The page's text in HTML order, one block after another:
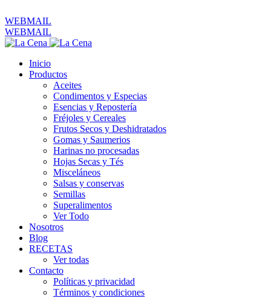
WEBMAIL
WEBMAIL
Inicio
Productos
Aceites
Condimentos y Especias
Esencias y Repostería
Fréjoles y Cereales
Frutos Secos y Deshidratados
Gomas y Saumerios
Harinas no procesadas
Hojas Secas y Tés
Misceláneos
Salsas y conservas
Semillas
Superalimentos
Ver Todo
Nosotros
Blog
RECETAS
Ver todas
Contacto
Políticas y privacidad
Términos y condiciones